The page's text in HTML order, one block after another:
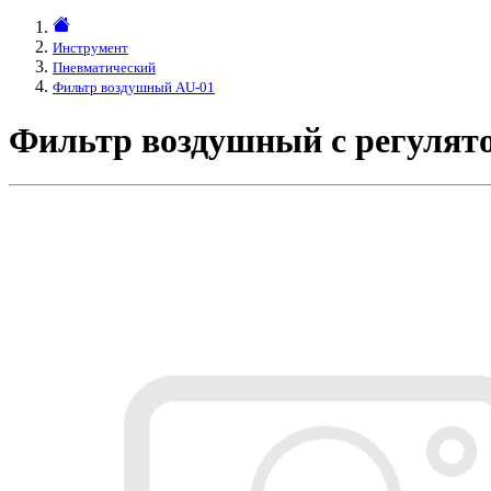
Инструмент
Пневматический
Фильтр воздушный AU-01
Фильтр воздушный с